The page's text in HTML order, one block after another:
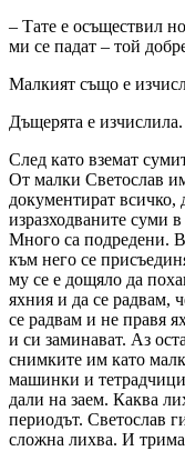
– Тате е осъществил
ми се падат – той
Малкият също е
Дъщерята е изчислила.
След като вземат
От малки Светослав
документират всичко,
изразходваните суми
Много са подредени.
към него се
му се е дощяло да
яхния и да се радвам,
се радвам и не правя
и си заминават. Аз
снимките им като
машинки и
дали на заем. Каква
периодът. Светослав
сложна лихва. И